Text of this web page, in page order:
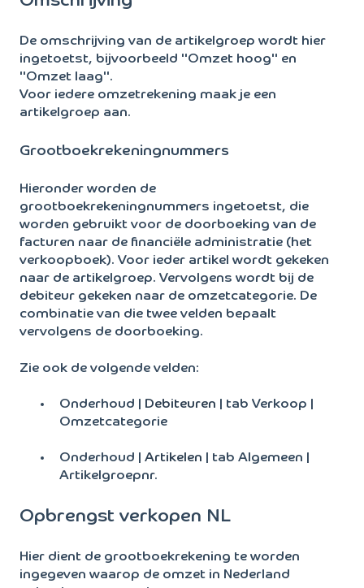
De omschrijving van de artikelgroep wordt hier
ingetoetst, bijvoorbeeld "Omzet hoog" en
"Omzet laag".
Voor iedere omzetrekening maak je een
artikelgroep aan.
Grootboekrekeningnummers
Hieronder worden de
grootboekrekeningnummers ingetoetst, die
worden gebruikt voor de doorboeking van de
facturen naar de financiële administratie (het
verkoopboek). Voor ieder artikel wordt gekeken
naar de artikelgroep. Vervolgens wordt bij de
debiteur gekeken naar de omzetcategorie. De
combinatie van die twee velden bepaalt
vervolgens de doorboeking.
Zie ook de volgende velden:
Onderhoud | Debiteuren | tab Verkoop |
Omzetcategorie
Onderhoud | Artikelen | tab Algemeen |
Artikelgroepnr.
Opbrengst verkopen NL
Hier dient de grootboekrekening te worden
ingegeven waarop de omzet in Nederland